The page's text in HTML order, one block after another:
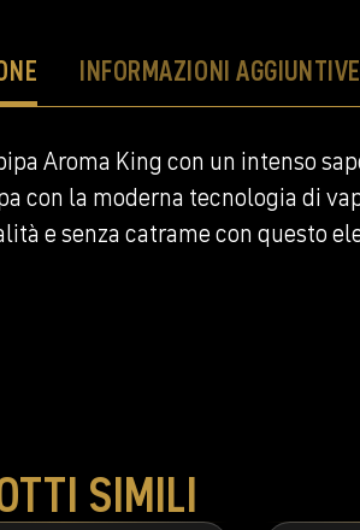
INFORMAZIONI AGGIUNTIVE
Aroma King con un intenso
con la moderna tecnologia di
e senza catrame con questo
SIMILI